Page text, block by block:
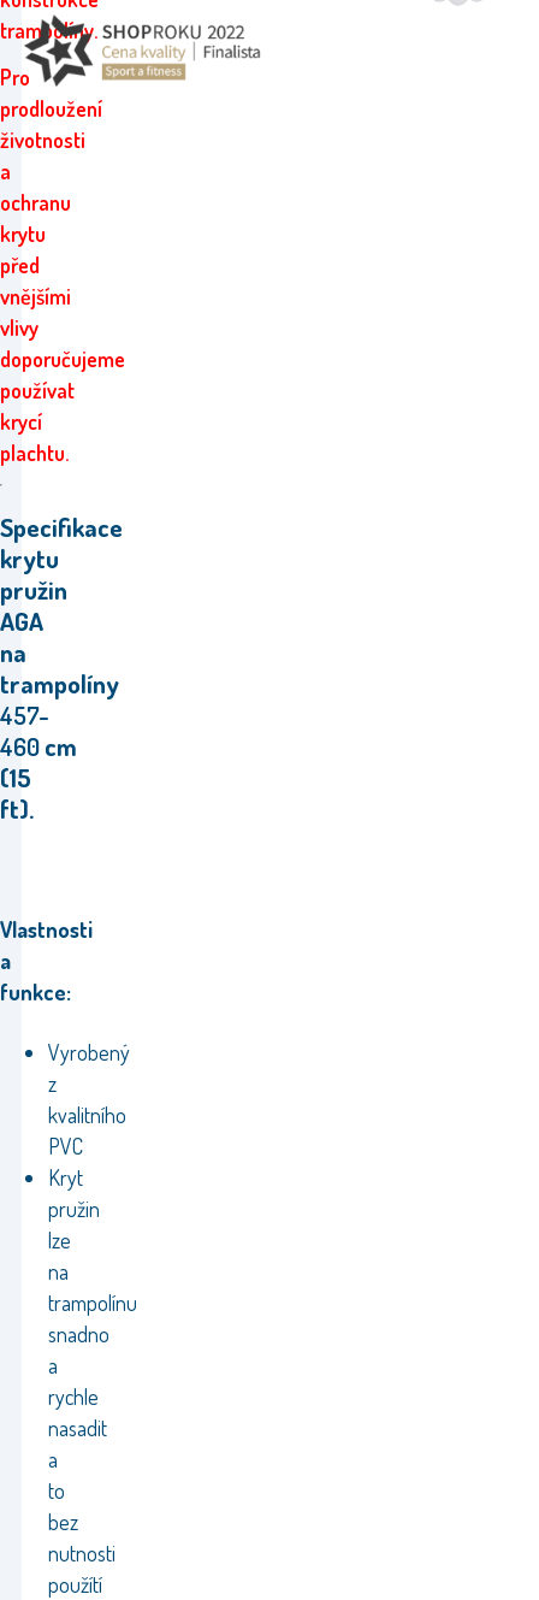
trampolíny.
Pro
prodloužení
životnosti
a
ochranu
krytu
před
vnějšími
vlivy
doporučujeme
používat
krycí
plachtu.
Specifikace
krytu
pružin
AGA
na
trampolíny
457-
460cm
(15
ft).
Vlastnosti
a
funkce:
Vyrobený
z
kvalitního
PVC
Kryt
pružin
lze
na
trampolínu
snadno
a
rychle
nasadit
a
to
bez
nutnosti
použítí